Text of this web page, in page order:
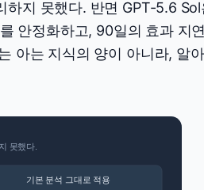
하지 못했다. 반면 GPT-5.6 Sol
안정화하고, 90일의 효과 지연
아는 지식의 양이 아니라, 알아
못했다.
기본 분석 그대로 적용